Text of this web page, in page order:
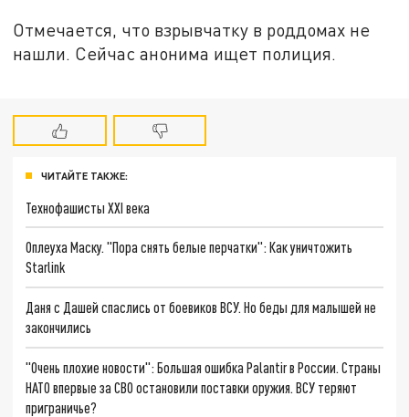
Отмечается, что взрывчатку в роддомах не
нашли. Сейчас анонима ищет полиция.
ЧИТАЙТЕ ТАКЖЕ:
Технофашисты XXI века
Оплеуха Маску. "Пора снять белые перчатки": Как уничтожить
Starlink
Даня с Дашей спаслись от боевиков ВСУ. Но беды для малышей не
закончились
"Очень плохие новости": Большая ошибка Palantir в России. Страны
НАТО впервые за СВО остановили поставки оружия. ВСУ теряют
приграничье?